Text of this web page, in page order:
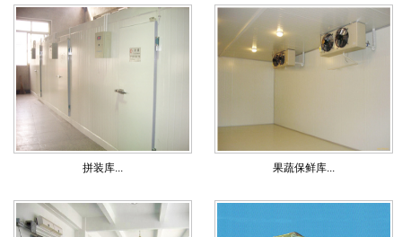
拼装库... 果蔬保鲜库...